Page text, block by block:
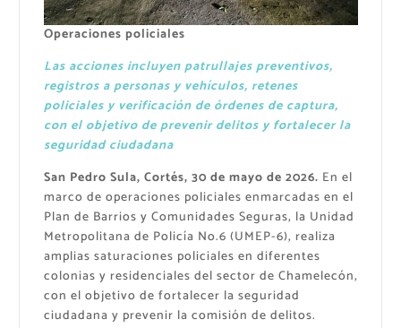
Operaciones policiales
Las acciones incluyen patrullajes preventivos,
registros a personas y vehículos, retenes
policiales y verificación de órdenes de captura,
con el objetivo de prevenir delitos y fortalecer la
seguridad ciudadana
San Pedro Sula, Cortés, 30 de mayo de 2026. En el
marco de operaciones policiales enmarcadas en el
Plan de Barrios y Comunidades Seguras, la Unidad
Metropolitana de Policía No.6 (UMEP-6), realiza
amplias saturaciones policiales en diferentes
colonias y residenciales del sector de Chamelecón,
con el objetivo de fortalecer la seguridad
ciudadana y prevenir la comisión de delitos.